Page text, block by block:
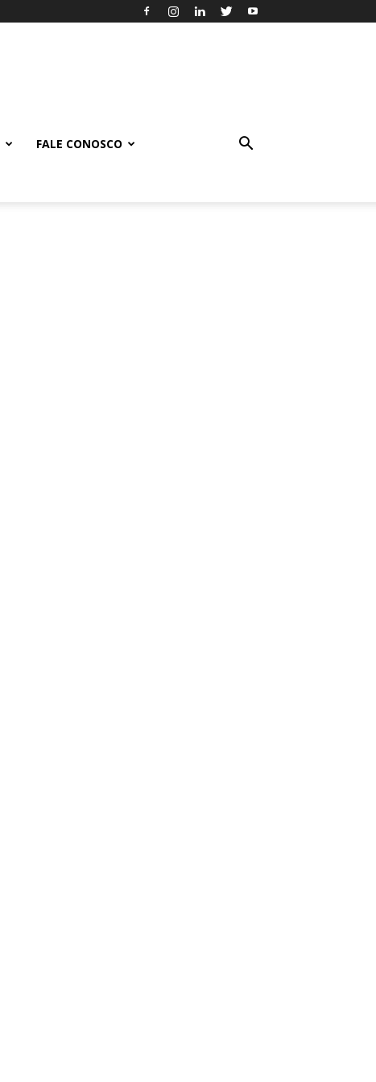
FALE CONOSCO